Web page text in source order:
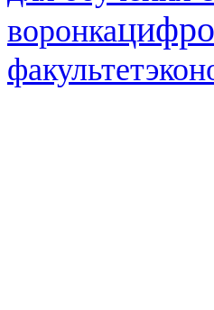
воронка
факультет